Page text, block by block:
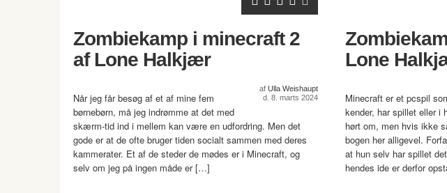
Zombiekamp i minecraft 2
af Lone Halkjær
af Ulla Weishaupt
d. 8. marts 2024
Når jeg får besøg af et af mine fem
børnebørn, må jeg indrømme at det med
skærm-tid ind i mellem kan være en udfordring. Men det
gode er at de ofte bruger tiden socialt sammen med deres
kammerater. Et af de steder de mødes er i Minecraft, og
selv om jeg på ingen måde er […]
Lone
Minecraft er et pcspil
kender, har spillet eller i
hørt om, men hvis ikke
bogen her alligevel.
at hun selv har spillet
hendes ide er derfor